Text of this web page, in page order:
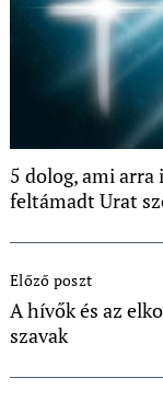
5 dolog, ami
feltámadt Urat
Navigation
Előző poszt
A hívők és az
szavak